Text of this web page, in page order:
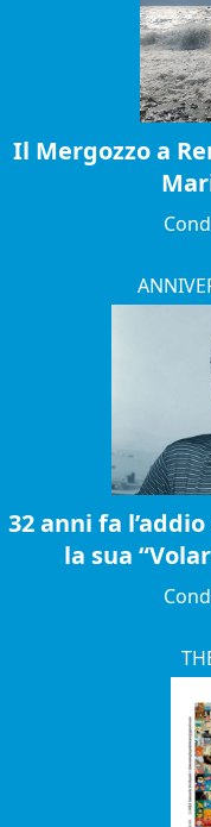
Il Mergozzo a
32 anni fa
la sua